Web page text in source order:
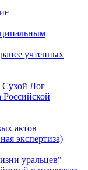
учтенных
Сухой Лог
Российской
актов
экспертиза)
уральцев"